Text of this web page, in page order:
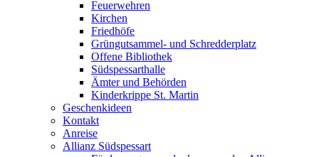
Feuerwehren
Kirchen
Friedhöfe
Grüngutsammel- und Schredderplatz
Offene Bibliothek
Südspessarthalle
Ämter und Behörden
Kinderkrippe St. Martin
Geschenkideen
Kontakt
Anreise
Allianz Südspessart